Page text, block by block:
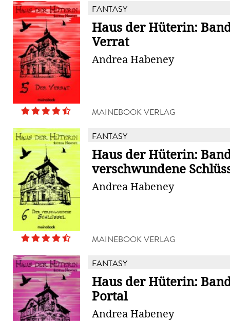
FANTASY
Haus der Hüterin:
Verrat
Andrea Habeney
MAINEBOOK VERLAG
FANTASY
Haus der Hüterin:
verschwundene
Andrea Habeney
MAINEBOOK VERLAG
FANTASY
Haus der Hüterin:
Portal
Andrea Habeney